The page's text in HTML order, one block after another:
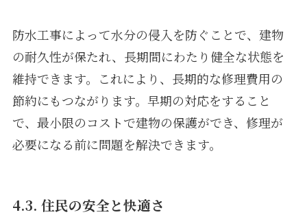
防水工事によって水分の侵入を防ぐことで、建物
の耐久性が保たれ、長期間にわたり健全な状態を
維持できます。これにより、長期的な修理費用の
節約にもつながります。早期の対応をすること
で、最小限のコストで建物の保護ができ、修理が
必要になる前に問題を解決できます。
4.3. 住民の安全と快適さ